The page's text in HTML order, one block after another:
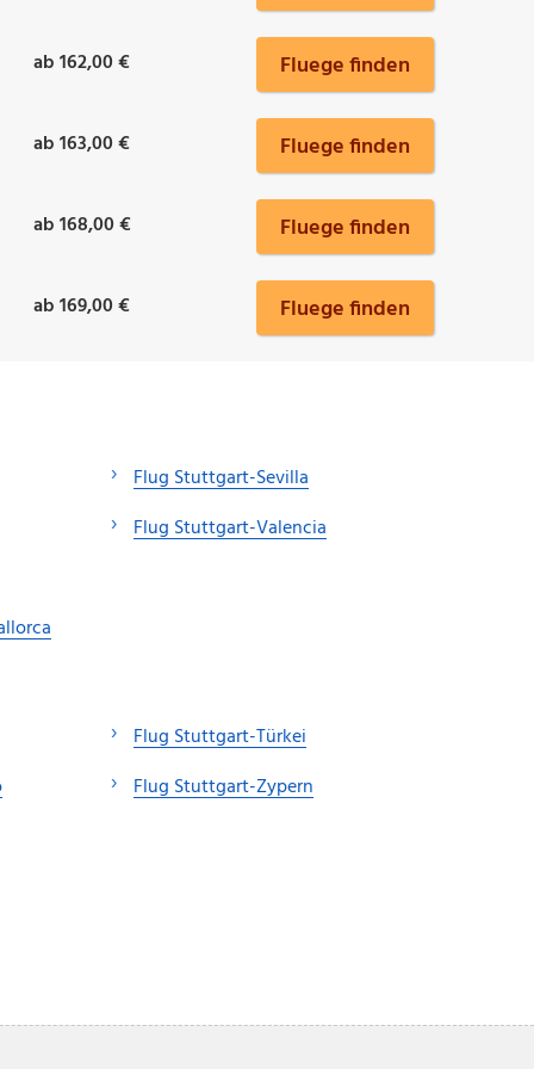
ab 162,00 € Fluege finden
ab 163,00 € Fluege finden
ab 168,00 € Fluege finden
ab 169,00 € Fluege finden
Flug Stuttgart-Sevilla
Flug Stuttgart-Valencia
Flug Stuttgart-Türkei
Flug Stuttgart-Zypern